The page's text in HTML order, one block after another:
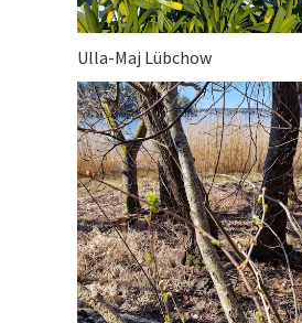
Ulla-Maj Lübchow